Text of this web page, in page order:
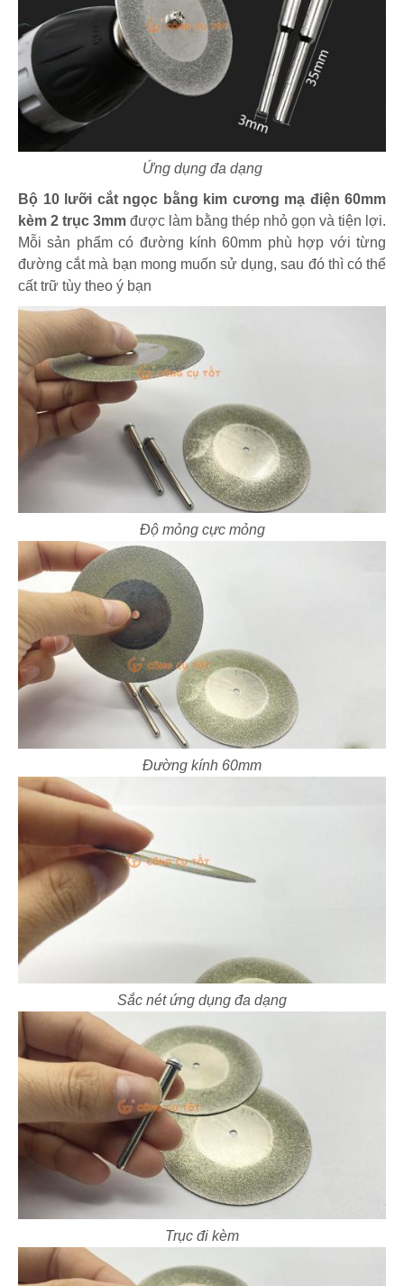
Ứng dụng đa dạng
Bộ 10 lưỡi cắt ngọc bằng kim cương mạ điện 60mm
kèm 2 trục 3mm được làm bằng thép nhỏ gọn và tiện lợi.
Mỗi sản phẩm có đường kính 60mm phù hợp với từng
đường cắt mà bạn mong muốn sử dụng, sau đó thì có thể
cất trữ tùy theo ý bạn
Độ mỏng cực mỏng
Đường kính 60mm
Sắc nét ứng dụng đa dạng
Trục đi kèm